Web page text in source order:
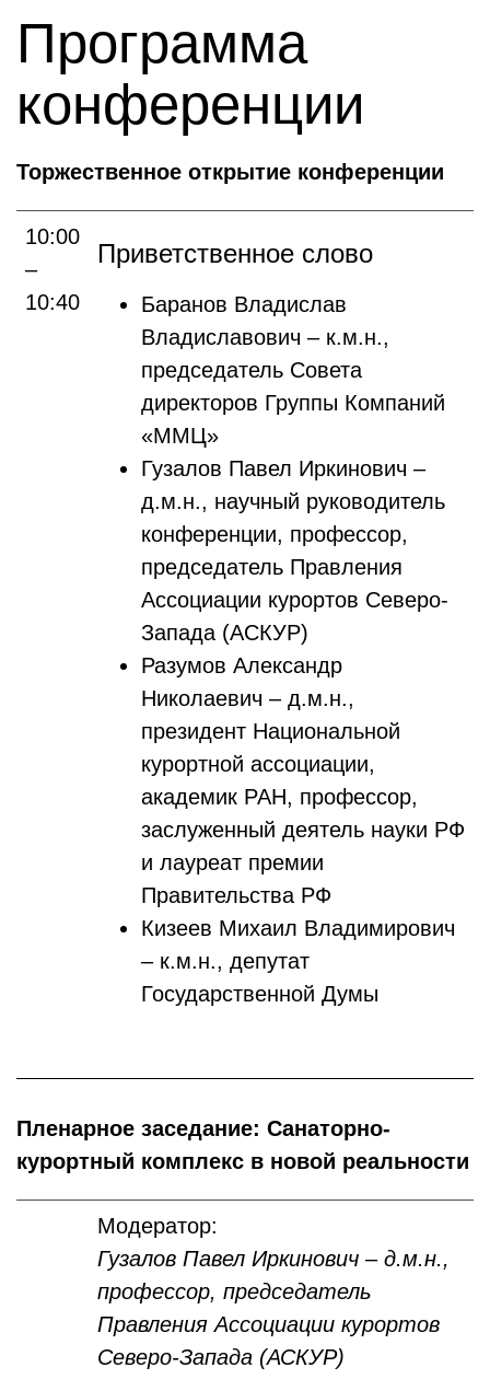
Программа
конференции
Торжественное открытие конференции
10:00
–
10:40
Приветственное слово
Баранов Владислав
Владиславович – к.м.н.,
председатель Совета
директоров Группы Компаний
«ММЦ»
Гузалов Павел Иркинович –
д.м.н., научный руководитель
конференции, профессор,
председатель Правления
Ассоциации курортов Северо-
Запада (АСКУР)
Разумов Александр
Николаевич – д.м.н.,
президент Национальной
курортной ассоциации,
академик РАН, профессор,
заслуженный деятель науки РФ
и лауреат премии
Правительства РФ
Кизеев Михаил Владимирович
– к.м.н., депутат
Государственной Думы
Пленарное заседание: Санаторно-
курортный комплекс в новой реальности
Модератор:
Гузалов Павел Иркинович – д.м.н.,
профессор, председатель
Правления Ассоциации курортов
Северо-Запада (АСКУР)